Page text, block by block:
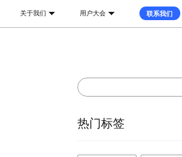
八爪鱼数据服务
医药医疗
关于我们 用户大会 联系我们
热门标签